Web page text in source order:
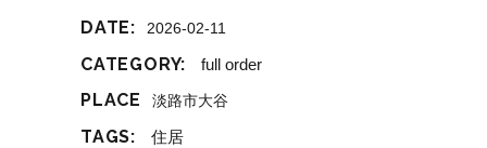
DATE: 2026-02-11
CATEGORY: full order
PLACE 淡路市大谷
TAGS: 住居